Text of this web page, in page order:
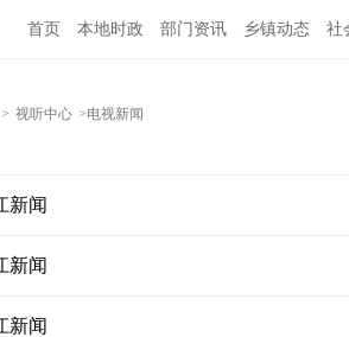
首页 本地时政 部门资讯 乡镇动态 社
> 视听中心 >电视新闻
新闻
新闻
新闻